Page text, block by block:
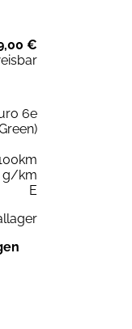
€
6e
g/km
E